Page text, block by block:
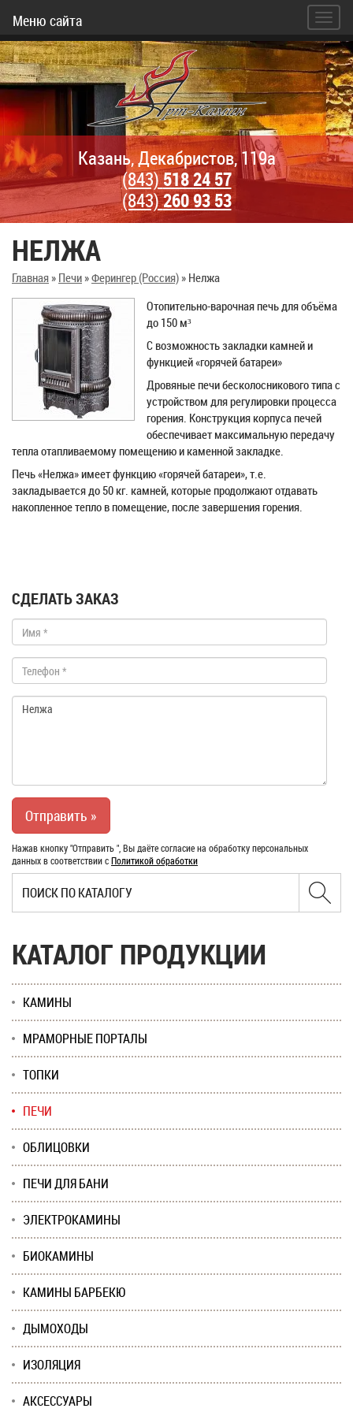
Меню сайта
Казань, Декабристов, 119а
(843)518 24 57
(843)260 93 53
НЕЛЖА
Главная» Печи»Ферингер (Россия)» Нелжа
Отопительно-варочная печь для объёма
до 150 м³
С возможность закладки камней и
функцией «горячей батареи»
Дровяные печи бесколосникового типа с
устройством для регулировки процесса
горения. Конструкция корпуса печей
обеспечивает максимальную передачу
тепла отапливаемому помещению и каменной закладке.
Печь «Нелжа» имеет функцию «горячей батареи», т.е.
закладывается до 50 кг. камней, которые продолжают отдавать
накопленное тепло в помещение, после завершения горения.
СДЕЛАТЬ ЗАКАЗ
Нажав кнопку "Отправить ", Вы даёте согласие на обработку персональных
данных в соответствии сПолитикой обработки
КАТАЛОГ ПРОДУКЦИИ
КАМИНЫ
МРАМОРНЫЕ ПОРТАЛЫ
ТОПКИ
ПЕЧИ
ОБЛИЦОВКИ
ПЕЧИ ДЛЯ БАНИ
ЭЛЕКТРОКАМИНЫ
БИОКАМИНЫ
КАМИНЫ БАРБЕКЮ
ДЫМОХОДЫ
ИЗОЛЯЦИЯ
АКСЕССУАРЫ